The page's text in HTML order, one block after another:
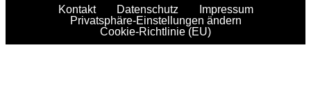
Kontakt Datenschutz
Impressum
Privatsphäre-Einstellungen ändern
Cookie-Richtlinie (EU)